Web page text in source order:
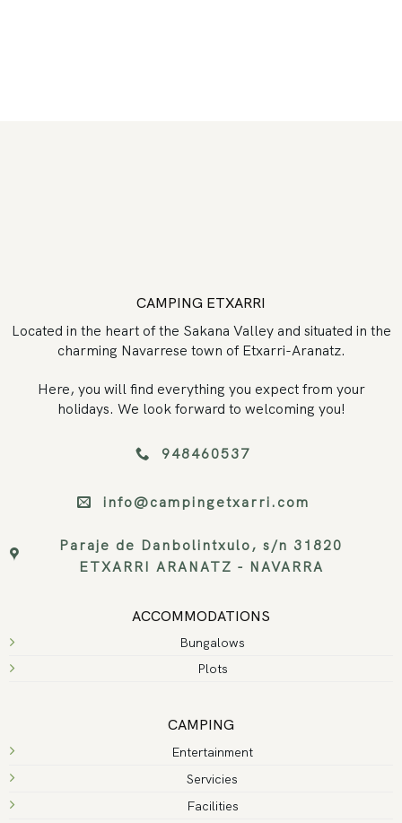
CAMPING ETXARRI
Located in the heart of the Sakana Valley and situated in the
charming Navarrese town of Etxarri-Aranatz.
Here, you will find everything you expect from your
holidays. We look forward to welcoming you!
948460537
info@campingetxarri.com
Paraje de Danbolintxulo, s/n 31820
ETXARRI ARANATZ - NAVARRA
ACCOMMODATIONS
Bungalows
Plots
CAMPING
Entertainment
Servicies
Facilities